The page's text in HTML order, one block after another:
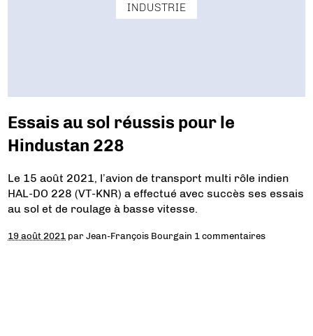
INDUSTRIE
Essais au sol réussis pour le
Hindustan 228
Le 15 août 2021, l’avion de transport multi rôle indien
HAL-DO 228 (VT-KNR) a effectué avec succès ses essais
au sol et de roulage à basse vitesse.
19 août 2021 parJean-François Bourgain 1 commentaires